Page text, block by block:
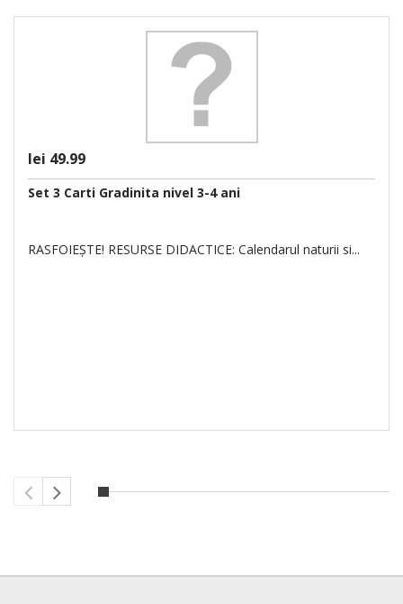
lei 49.99
Set 3 Carti Gradinita nivel 3-4 ani
RASFOIEŞTE! RESURSE DIDACTICE: Calendarul naturii si...